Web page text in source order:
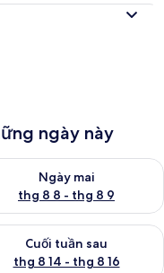
ngày này
- thg 8 8
Ngày mai
thg 8 8 - thg 8 9
tra lượng phòng ngày
thg 8 7 - thg 8 9
Cuối tuần sau
thg 8 14 - thg 8 16
tra lượng phòng cuối